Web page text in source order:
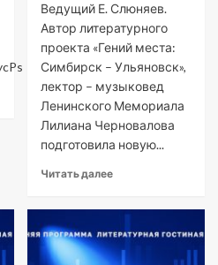
Ведущий Е. Слюняев.
Автор литературного
проекта «Гений места:
Симбирск – Ульяновск»,
лектор – музыковед
Ленинского Мемориала
Лилиана Черновалова
подготовила новую...
Читать далее